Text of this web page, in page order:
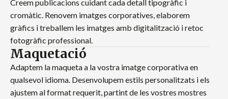
Creem publicacions cuidant cada detall tipogràfic i
cromàtic. Renovem imatges corporatives, elaborem
gràfics i treballem les imatges amb digitalització i retoc
fotogràfic professional.
Maquetació
Adaptem la maqueta a la vostra imatge corporativa en
qualsevol idioma. Desenvolupem estils personalitzats i els
ajustem al format requerit, partint de les vostres mostres